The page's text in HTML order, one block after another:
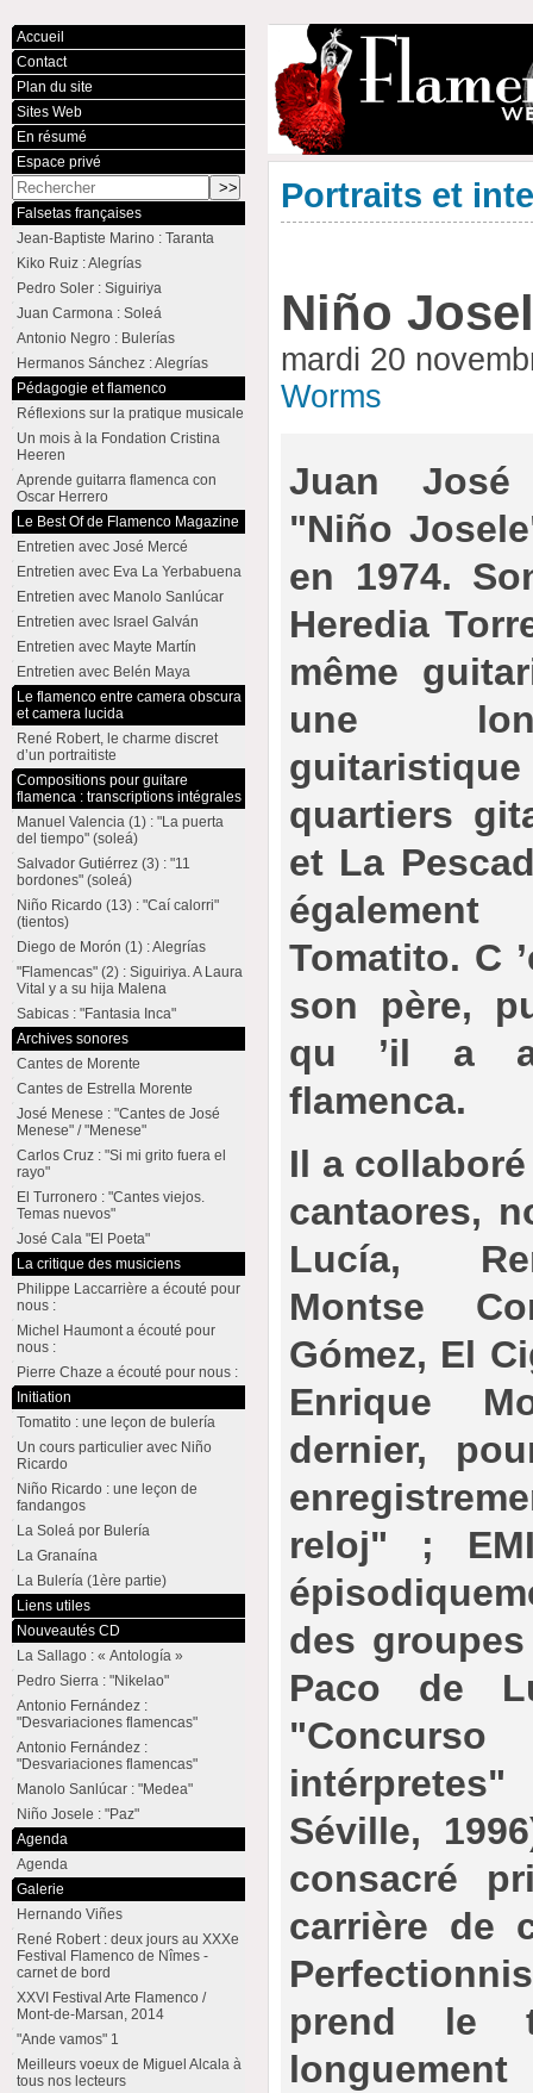
Portraits et
Niño
mardi 20
Worms
Juan José
"Niño
en 1974.
Heredia
même
une
quartiers
et La
Tomatito. C
son père,
qu ’il a
flamenca.
Il a
cantaores,
Lucía,
Montse
Gómez, El
Enrique
dernier,
reloj" ;
des
Paco de
Séville,
consacré
carrière de
prend le
Accueil
Contact
Plan du site
Sites Web
En résumé
Espace privé
Falsetas françaises
Jean-Baptiste Marino : Taranta
Kiko Ruiz : Alegrías
Pedro Soler : Siguiriya
Juan Carmona : Soleá
Antonio Negro : Bulerías
Hermanos Sánchez : Alegrías
Pédagogie et flamenco
Réflexions sur la pratique musicale
Un mois à la Fondation Cristina
Heeren
Aprende guitarra flamenca con
Oscar Herrero
Le Best Of de Flamenco Magazine
Entretien avec José Mercé
Entretien avec Eva La Yerbabuena
Entretien avec Manolo Sanlúcar
Entretien avec Israel Galván
Entretien avec Mayte Martín
Entretien avec Belén Maya
Le flamenco entre camera obscura
et camera lucida
René Robert, le charme discret
d’un portraitiste
Compositions pour guitare
flamenca : transcriptions intégrales
Manuel Valencia (1) : "La puerta
del tiempo" (soleá)
Salvador Gutiérrez (3) : "11
bordones" (soleá)
Niño Ricardo (13) : "Caí calorri"
(tientos)
Diego de Morón (1) : Alegrías
"Flamencas" (2) : Siguiriya. A Laura
Vital y a su hija Malena
Sabicas : "Fantasia Inca"
Archives sonores
Cantes de Morente
Cantes de Estrella Morente
José Menese : "Cantes de José
Menese" / "Menese"
Carlos Cruz : "Si mi grito fuera el
rayo"
El Turronero : "Cantes viejos.
Temas nuevos"
José Cala "El Poeta"
La critique des musiciens
Philippe Laccarrière a écouté pour
nous :
Michel Haumont a écouté pour
nous :
Pierre Chaze a écouté pour nous :
Initiation
Tomatito : une leçon de bulería
Un cours particulier avec Niño
Ricardo
Niño Ricardo : une leçon de
fandangos
La Soleá por Bulería
La Granaína
La Bulería (1ère partie)
Liens utiles
Nouveautés CD
La Sallago : « Antología »
Pedro Sierra : "Nikelao"
Antonio Fernández :
"Desvariaciones flamencas"
Antonio Fernández :
"Desvariaciones flamencas"
Manolo Sanlúcar : "Medea"
Niño Josele : "Paz"
Agenda
Agenda
Galerie
Hernando Viñes
René Robert : deux jours au XXXe
Festival Flamenco de Nîmes -
carnet de bord
XXVI Festival Arte Flamenco /
Mont-de-Marsan, 2014
"Ande vamos" 1
Meilleurs voeux de Miguel Alcala à
tous nos lecteurs